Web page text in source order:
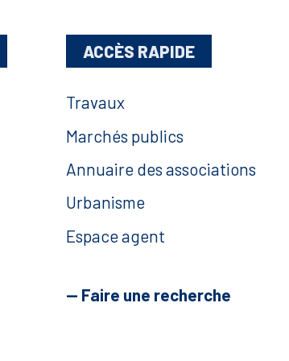
ACCÈS RAPIDE
Travaux
Marchés publics
Annuaire des associations
Urbanisme
Espace agent
— Faire une recherche